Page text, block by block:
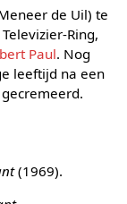
de Uil) te
Ring,
Paul. Nog
leeftijd na een
(1969).